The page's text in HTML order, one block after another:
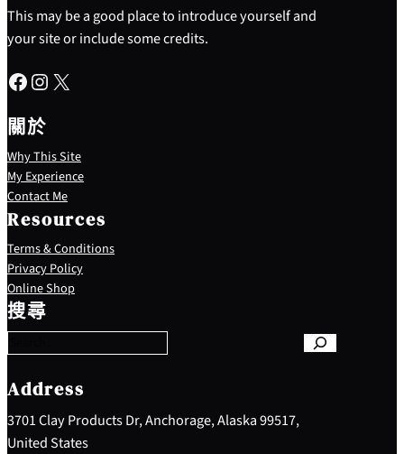
This may be a good place to introduce yourself and
your site or include some credits.
Facebook Instagram X
關於
Why This Site
My Experience
Contact Me
Resources
Terms & Conditions
Privacy Policy
Online Shop
搜尋
S
e
a
c
h
Address
3701 Clay Products Dr, Anchorage, Alaska 99517,
United States